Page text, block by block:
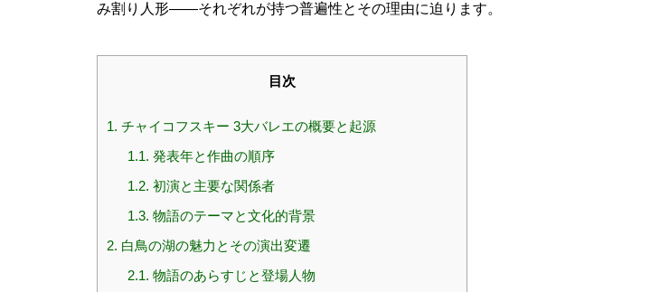
み割り人形——それぞれが持つ普遍性とその理由に迫ります。
目次
1. チャイコフスキー 3大バレエの概要と起源
1.1. 発表年と作曲の順序
1.2. 初演と主要な関係者
1.3. 物語のテーマと文化的背景
2. 白鳥の湖の魅力とその演出変遷
2.1. 物語のあらすじと登場人物